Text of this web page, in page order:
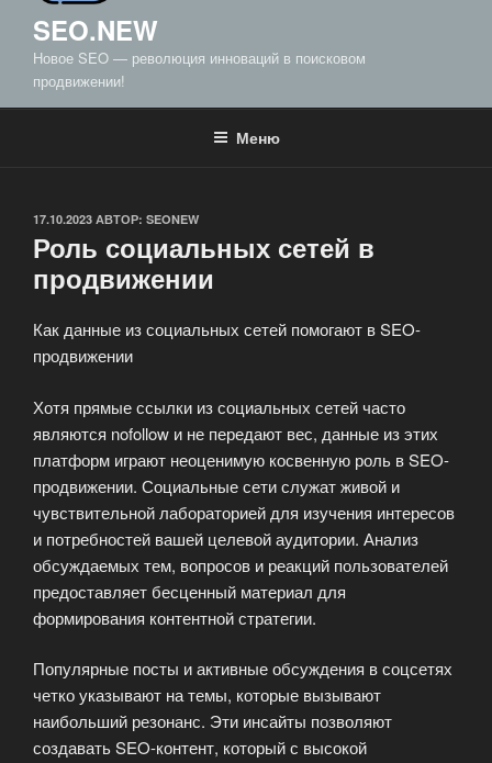
SEO.NEW
Новое SEO — революция инноваций в поисковом
продвижении!
Меню
ОПУБЛИКОВАНО
17.10.2023 АВТОР: SEONEW
Роль социальных сетей в
продвижении
Как данные из социальных сетей помогают в SEO-
продвижении
Хотя прямые ссылки из социальных сетей часто
являются nofollow и не передают вес, данные из этих
платформ играют неоценимую косвенную роль в SEO-
продвижении. Социальные сети служат живой и
чувствительной лабораторией для изучения интересов
и потребностей вашей целевой аудитории. Анализ
обсуждаемых тем, вопросов и реакций пользователей
предоставляет бесценный материал для
формирования контентной стратегии.
Популярные посты и активные обсуждения в соцсетях
четко указывают на темы, которые вызывают
наибольший резонанс. Эти инсайты позволяют
создавать SEO-контент, который с высокой